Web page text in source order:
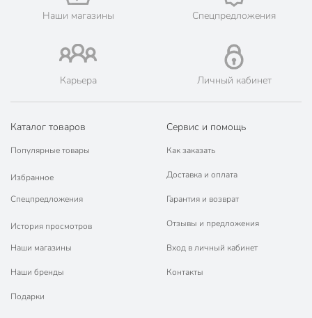
Габариты упаковки
22 x 11 x 2 см
Наши магазины Спецпредложения
Карьера Личный кабинет
Каталог товаров
Популярные товары
Избранное
Спецпредложения
История просмотров
Наши магазины
Наши бренды
Подарки
Сервис и помощь
Как заказать
Доставка и оплата
Гарантия и возврат
Отзывы и предложения
Вход в личный кабинет
Контакты